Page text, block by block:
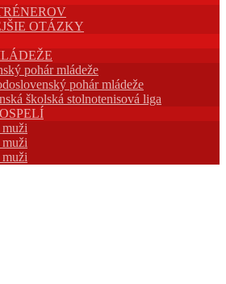
OTÁZKY
pohár mládeže
pohár mládeže
školská stolnotenisová liga